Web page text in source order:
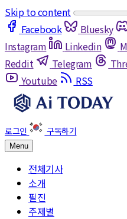
Skip to content
Facebook
Bluesky
Instagram
Linkedin
Reddit
Telegram
Youtube
RSS
Menu
전체기사
소개
필진
주제별